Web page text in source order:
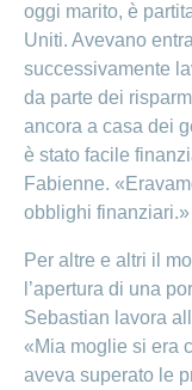
oggi marito, è
Uniti. Avevano
successivamente
da parte dei
ancora a casa dei
è stato facile
Fabienne.
obblighi finanziari.»
Per altre e altri il
l’apertura di una
Sebastian lavora
«Mia moglie si era
aveva superato le